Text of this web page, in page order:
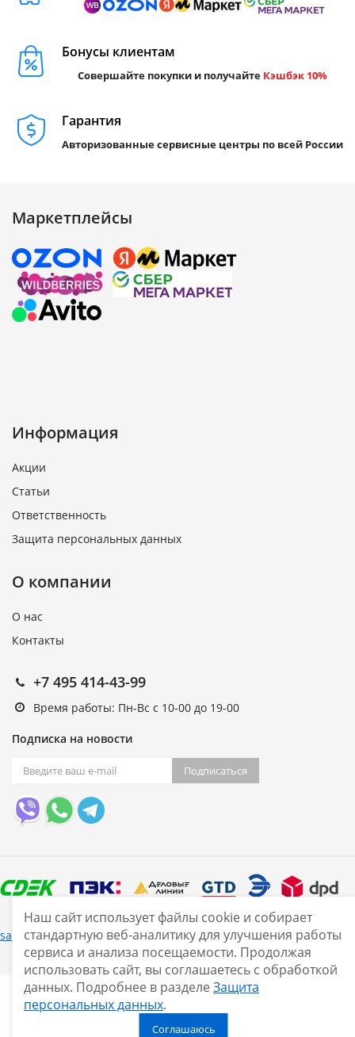
Бонусы клиентам
Совершайте покупки и получайте Кэшбэк 10%
Гарантия
Авторизованные сервисные центры по всей России
Маркетплейсы
Информация
Акции
Статьи
Ответственность
Защита персональных данных
О компании
О нас
Контакты
+7 495 414-43-99
Время работы: Пн-Вс с 10-00 до 19-00
Подписка на новости
Подписаться
sale@smarine.shop 2026Нашли ошибку?
Наш сайт использует файлы cookie и собирает
стандартную веб-аналитику для улучшения работы
сервиса и анализа посещаемости. Продолжая
использовать сайт, вы соглашаетесь с обработкой
данных. Подробнее в разделе Защита
персональных данных.
Соглашаюсь